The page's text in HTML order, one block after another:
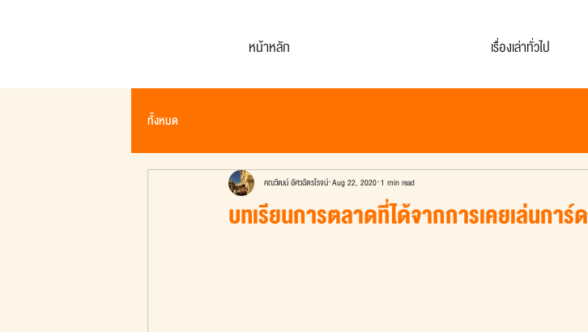
หน้าหลัก เรื่องเล่าทั่วไป
ทั้งหมด
บทเรียนการตลาดที่ได้จากการเคยเล่นการ์ด
คณวัฒน์ อัศวฉัตรโรจน์ Aug 22, 2020 1 min read